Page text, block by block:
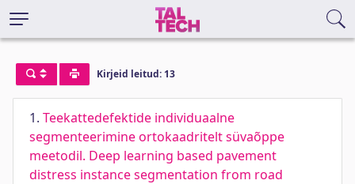
Kirjeid leitud: 13
1. Teekattedefektide individuaalne
segmenteerimine ortokaadritelt süvaõppe
meetodil. Deep learning based pavement
distress instance segmentation from road